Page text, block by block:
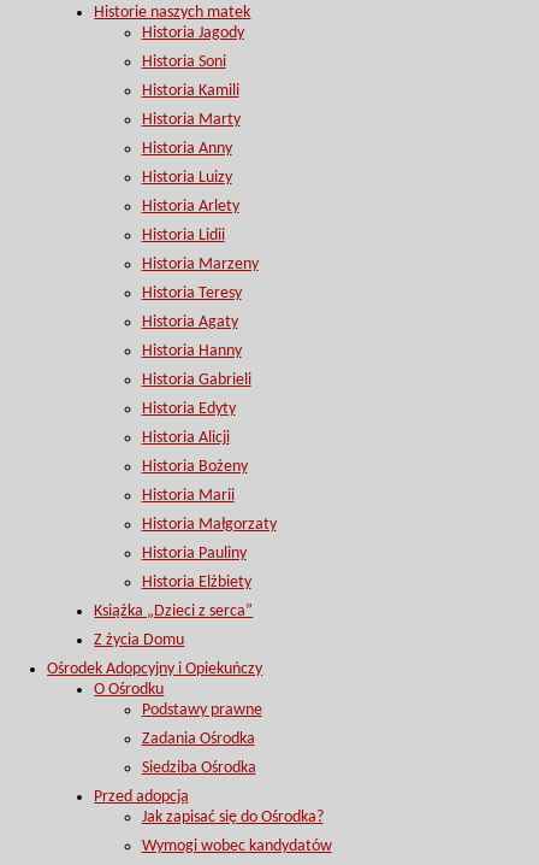
Historie naszych matek
Historia Jagody
Historia Soni
Historia Kamili
Historia Marty
Historia Anny
Historia Luizy
Historia Arlety
Historia Lidii
Historia Marzeny
Historia Teresy
Historia Agaty
Historia Hanny
Historia Gabrieli
Historia Edyty
Historia Alicji
Historia Bożeny
Historia Marii
Historia Małgorzaty
Historia Pauliny
Historia Elżbiety
Książka „Dzieci z serca”
Z życia Domu
Ośrodek Adopcyjny i Opiekuńczy
O Ośrodku
Podstawy prawne
Zadania Ośrodka
Siedziba Ośrodka
Przed adopcją
Jak zapisać się do Ośrodka?
Wymogi wobec kandydatów